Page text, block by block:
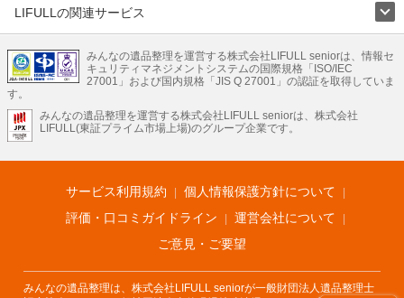
合はリフォームによる原状回復・オゾン脱臭機による腐敗臭などの臭いの脱臭・
のご担当者様でも相談できます。
LIFULLの関連サービス
不動産・住宅
引越し 老人ホーム 地方創生
ママの就労支援
不動産クラウドファンディング 遺品整理 老後の暮らし情報
LIFULL HOME'Sのサービス
不動産・住宅
不動産査定 マンション専門売却査定 不動産投資 アドバイザー
不動産アーカイブ
空き家バンク 家賃相場 不動産会社
不動産用語集 住まいのお役立ち情報
LIFULL HOME'S PRESS
不動産転職
みんなの遺品整理を運営する株式会社LIFULL seniorは、情報セ
キュリティマネジメントシステムの国際規格「ISO/IEC
27001」および国内規格「JIS Q 27001」の認証を取得していま
す。
みんなの遺品整理を運営する株式会社LIFULL seniorは、株式会社
LIFULL(東証プライム市場上場)のグループ企業です。
サービス利用規約
個人情報保護方針について
評価・口コミガイドライン
運営会社について
ご意見・ご要望
みんなの遺品整理は、株式会社LIFULL seniorが一般財団法人遺品整理士